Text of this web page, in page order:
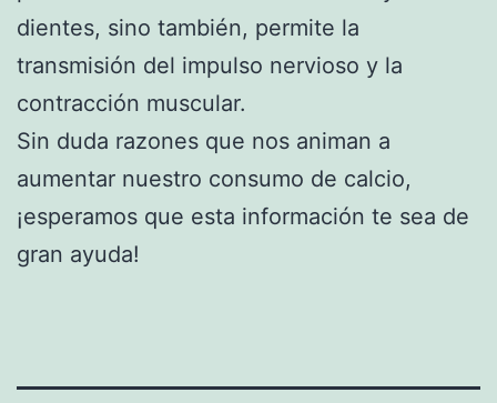
dientes, sino también, permite la
transmisión del impulso nervioso y la
contracción muscular.
Sin duda razones que nos animan a
aumentar nuestro consumo de calcio,
¡esperamos que esta información te sea de
gran ayuda!